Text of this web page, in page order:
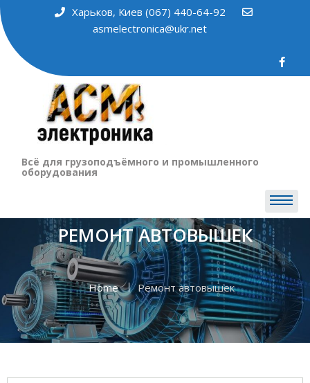
Харьков, Киев (067) 440-64-92
asmelectronica@ukr.net
Всё для грузоподъёмного и промышленного
оборудования
РЕМОНТ АВТОВЫШЕК
Home Ремонт автовышек